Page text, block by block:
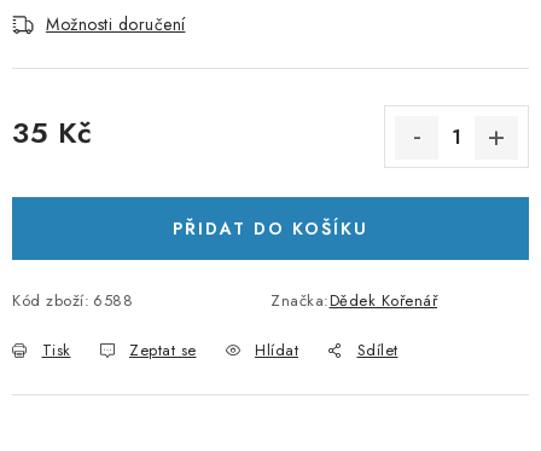
Možnosti doručení
35 Kč
PŘIDAT DO KOŠÍKU
Kód zboží: 6588 Značka:Dědek Kořenář
Tisk Zeptat se Hlídat Sdílet